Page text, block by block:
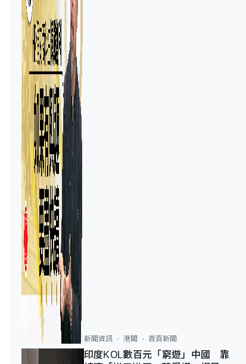
新聞資訊 港聞 首頁新聞
印度KOL數百元「窮遊」中國 靠